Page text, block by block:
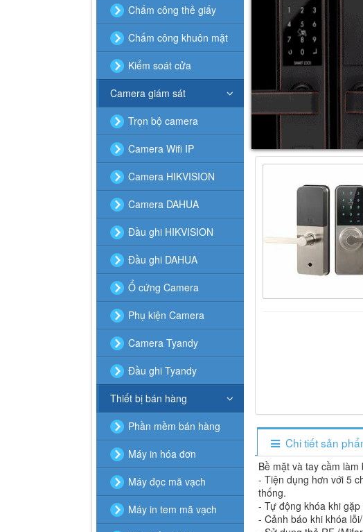
Chi tiết sản
Bề mặt và tay cầm
- Tiện dụng hơn với 5
thống.
- Tự động khóa khi
- Cảnh báo khi khóa
Chấm công thẻ giấy
Chấm công khuôn mặt
Kiểm soát cửa
Camera giám sát
Trọn bộ camera
Camera Wifi IP
Camera HIKVISION
Camera DAHUA
Đầu ghi HIKVISION
Đầu ghi DAHUA
Ổ cứng Camera
Phụ kiện Camera
Camera Tyandy
Đầu ghi Tyandy
Thiết bị bán hàng
Phần mềm bán hàng
Máy in hóa đơn
Máy đọc mã vạch
Máy in tem mã vạch